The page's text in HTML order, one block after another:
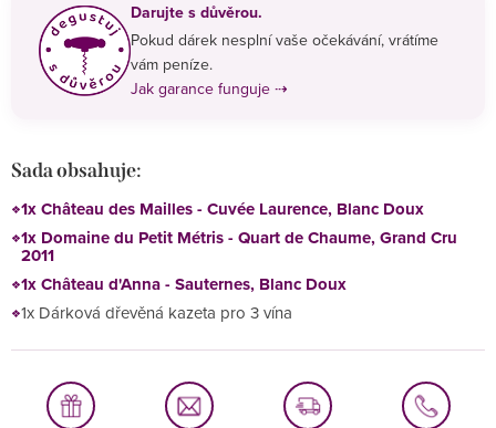
Darujte s důvěrou.
Pokud dárek nesplní vaše očekávání, vrátíme
vám peníze.
Jak garance funguje ⇢
Sada obsahuje:
1x Château des Mailles - Cuvée Laurence, Blanc Doux
1x Domaine du Petit Métris - Quart de Chaume, Grand Cru
2011
1x Château d'Anna - Sauternes, Blanc Doux
1x Dárková dřevěná kazeta pro 3 vína